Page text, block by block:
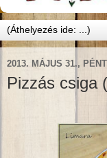
2013. MÁJUS 31.,
Pizzás csiga